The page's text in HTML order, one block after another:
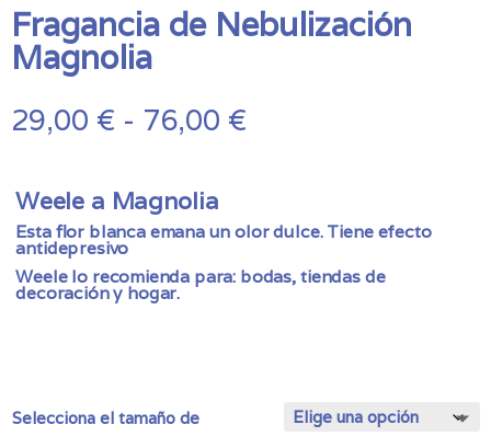
Fragancia de Nebulización
Magnolia
29,00 € - 76,00 €
29,00 €
hasta
76,00 €
Weele a Magnolia
Esta flor blanca emana un olor dulce. Tiene efecto
antidepresivo
Weele lo recomienda para: bodas, tiendas de
decoración y hogar.
Selecciona el tamaño de